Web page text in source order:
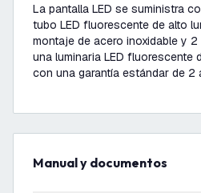
La pantalla LED se suministra
tubo LED fluorescente de alto
montaje de acero inoxidable y
una luminaria LED fluorescente
con una garantía estándar de 2
Manual y documentos